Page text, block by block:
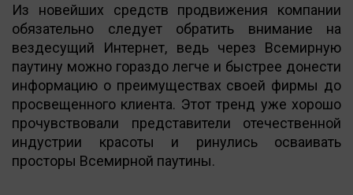
Из новейших средств продвижения компании
обязательно следует обратить внимание на
вездесущий Интернет, ведь через Всемирную
паутину можно гораздо легче и быстрее донести
информацию о преимуществах своей фирмы до
просвещенного клиента. Этот тренд уже хорошо
прочувствовали представители отечественной
индустрии красоты и ринулись осваивать
просторы Всемирной паутины.